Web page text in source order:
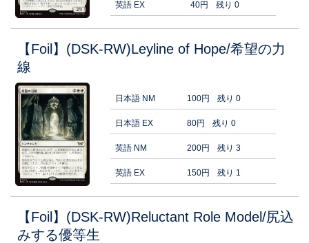
英語 EX 40円 残り 0
【Foil】(DSK-RW)Leyline of Hope/希望の力
線
日本語 NM 100円 残り 0
日本語 EX 80円 残り 0
英語 NM 200円 残り 3
英語 EX 150円 残り 1
【Foil】(DSK-RW)Reluctant Role Model/尻込
みする優等生